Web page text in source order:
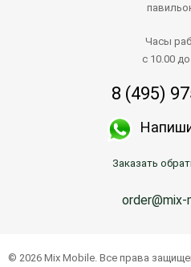
Часы
с 10.00
8 (495)
Заказать
order@mix-
© 2026 Mix Mobile. Все права